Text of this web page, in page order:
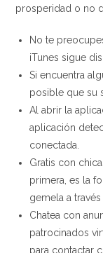
prosperidad o no
No te
iTunes sigue
Si encuentra
posible que su
Al abrir la
aplicación
conectada.
Gratis con
primera, es la
gemela a través
Chatea con
patrocinados
para contactar